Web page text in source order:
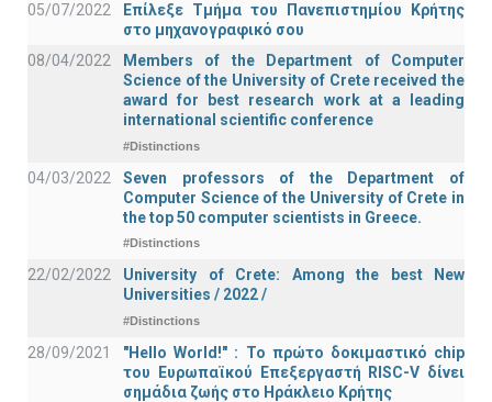
05/07/2022
Επίλεξε Τμήμα του Πανεπιστημίου Κρήτης
στο μηχανογραφικό σου
08/04/2022
Members of the Department of Computer
Science of the University of Crete received the
award for best research work at a leading
international scientific conference
#Distinctions
04/03/2022
Seven professors of the Department of
Computer Science of the University of Crete in
the top 50 computer scientists in Greece.
#Distinctions
22/02/2022
University of Crete: Among the best New
Universities / 2022 /
#Distinctions
28/09/2021
"Hello World!" : Το πρώτο δοκιμαστικό chip
του Ευρωπαϊκού Επεξεργαστή RISC-V δίνει
σημάδια ζωής στο Ηράκλειο Κρήτης